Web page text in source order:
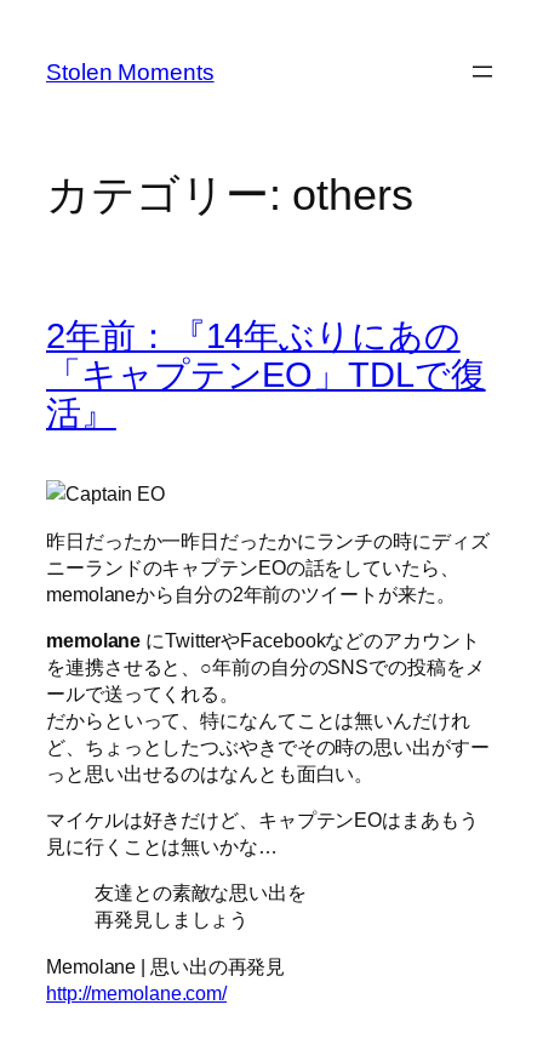
Stolen Moments
カテゴリー: others
2年前：『14年ぶりにあの
「キャプテンEO」TDLで復
活』
昨日だったか一昨日だったかにランチの時にディズ
ニーランドのキャプテンEOの話をしていたら、
memolaneから自分の2年前のツイートが来た。
memolane にTwitterやFacebookなどのアカウント
を連携させると、○年前の自分のSNSでの投稿をメ
ールで送ってくれる。
だからといって、特になんてことは無いんだけれ
ど、ちょっとしたつぶやきでその時の思い出がすー
っと思い出せるのはなんとも面白い。
マイケルは好きだけど、キャプテンEOはまあもう
見に行くことは無いかな…
友達との素敵な思い出を
再発見しましょう
Memolane | 思い出の再発見
http://memolane.com/